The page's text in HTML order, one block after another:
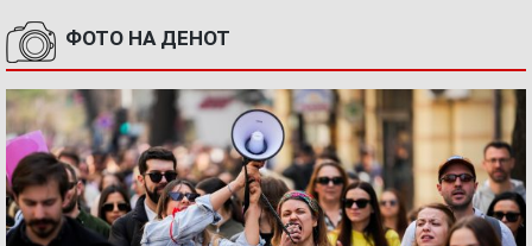
ФОТО НА ДЕНОТ